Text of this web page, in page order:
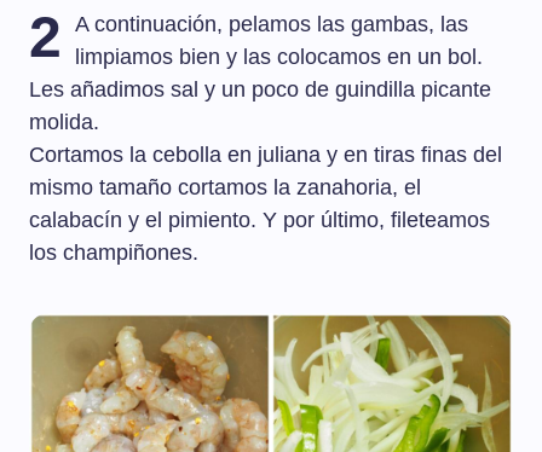
2
A continuación, pelamos las gambas, las
limpiamos bien y las colocamos en un bol.
Les añadimos sal y un poco de guindilla picante
molida.
Cortamos la cebolla en juliana y en tiras finas del
mismo tamaño cortamos la zanahoria, el
calabacín y el pimiento. Y por último, fileteamos
los champiñones.